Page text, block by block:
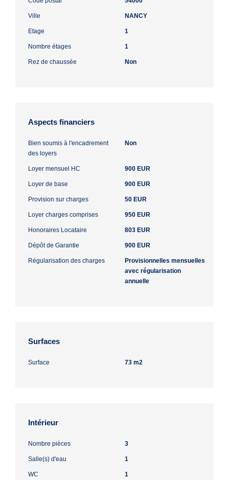
Ville NANCY
Etage 1
Nombre étages 1
Rez de chaussée Non
Aspects financiers
Bien soumis à l'encadrement
des loyers
Non
Loyer mensuel HC 900 EUR
Loyer de base 900 EUR
Provision sur charges 50 EUR
Loyer charges comprises 950 EUR
Honoraires Locataire 803 EUR
Dépôt de Garantie 900 EUR
Régularisation des charges
Provisionnelles mensuelles
avec régularisation
annuelle
Surfaces
Surface 73 m2
Intérieur
Nombre pièces 3
Salle(s) d'eau 1
WC 1